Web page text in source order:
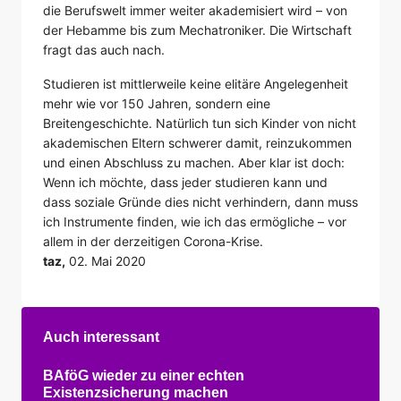
die Berufswelt immer weiter akademisiert wird – von
der Hebamme bis zum Mechatroniker. Die Wirtschaft
fragt das auch nach.
Studieren ist mittlerweile keine elitäre Angelegenheit
mehr wie vor 150 Jahren, sondern eine
Breitengeschichte. Natürlich tun sich Kinder von nicht
akademischen Eltern schwerer damit, reinzukommen
und einen Abschluss zu machen. Aber klar ist doch:
Wenn ich möchte, dass jeder studieren kann und
dass soziale Gründe dies nicht verhindern, dann muss
ich Instrumente finden, wie ich das ermögliche – vor
allem in der derzeitigen Corona-Krise.
taz, 02. Mai 2020
Auch interessant
BAföG wieder zu einer echten
Existenzsicherung machen